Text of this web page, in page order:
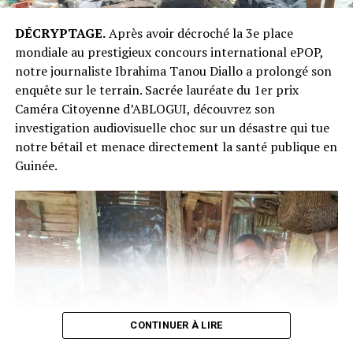
DÉCRYPTAGE.Après avoir décroché la 3e place
mondiale au prestigieux concours international ePOP,
notre journaliste Ibrahima Tanou Diallo a prolongé son
enquête sur le terrain. Sacrée lauréate du 1er prix
Caméra Citoyenne d’ABLOGUI, découvrez son
investigation audiovisuelle choc sur un désastre qui tue
notre bétail et menace directement la santé publique en
Guinée.
CONTINUER À LIRE